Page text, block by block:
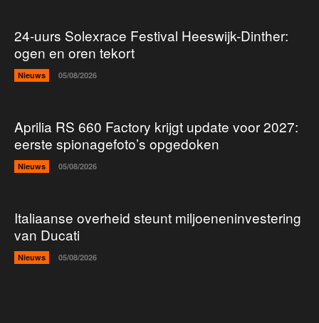
24-uurs Solexrace Festival Heeswijk-Dinther:
ogen en oren tekort
Nieuws 05/08/2026
Aprilia RS 660 Factory krijgt update voor 2027:
eerste spionagefoto’s opgedoken
Nieuws 05/08/2026
Italiaanse overheid steunt miljoeneninvestering
van Ducati
Nieuws 05/08/2026